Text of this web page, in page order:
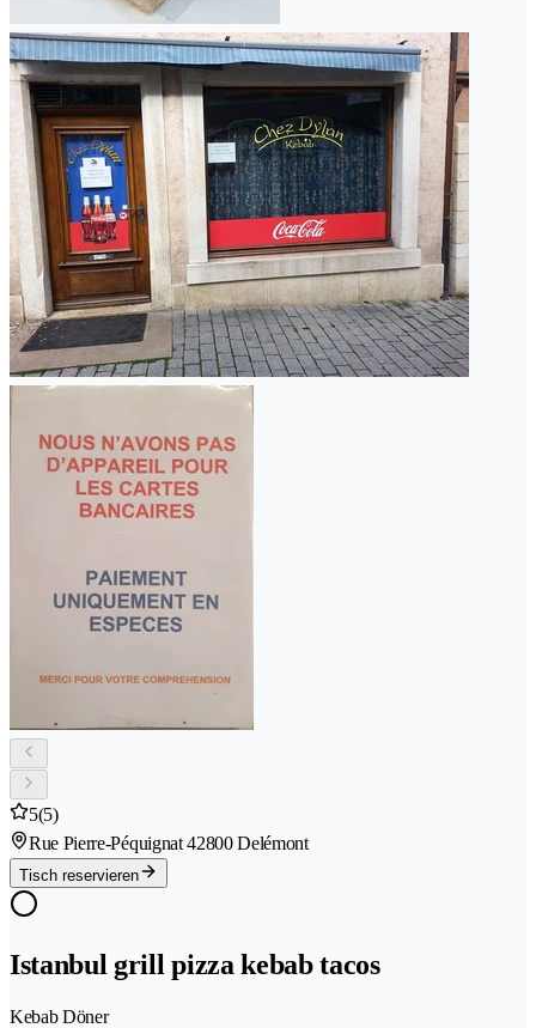
5(5)
Rue Pierre-Péquignat 42800 Delémont
Tisch reservieren
Istanbul grill pizza kebab tacos
Kebab Döner